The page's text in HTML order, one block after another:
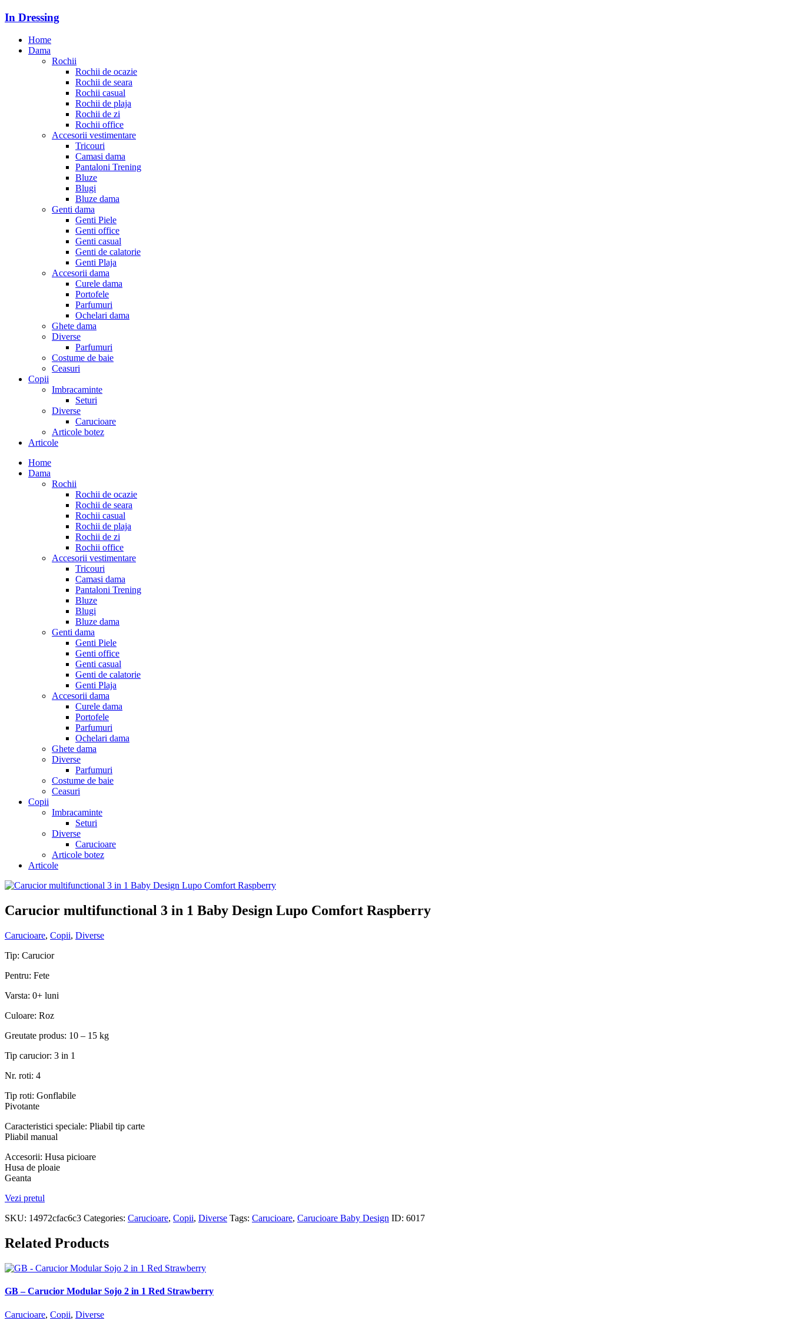
In Dressing
Home
Dama
Rochii
Rochii de ocazie
Rochii de seara
Rochii casual
Rochii de plaja
Rochii de zi
Rochii office
Accesorii vestimentare
Tricouri
Camasi dama
Pantaloni Trening
Bluze
Blugi
Bluze dama
Genti dama
Genti Piele
Genti office
Genti casual
Genti de calatorie
Genti Plaja
Accesorii dama
Curele dama
Portofele
Parfumuri
Ochelari dama
Ghete dama
Diverse
Parfumuri
Costume de baie
Ceasuri
Copii
Imbracaminte
Seturi
Diverse
Carucioare
Articole botez
Articole
Home
Dama
Rochii
Rochii de ocazie
Rochii de seara
Rochii casual
Rochii de plaja
Rochii de zi
Rochii office
Accesorii vestimentare
Tricouri
Camasi dama
Pantaloni Trening
Bluze
Blugi
Bluze dama
Genti dama
Genti Piele
Genti office
Genti casual
Genti de calatorie
Genti Plaja
Accesorii dama
Curele dama
Portofele
Parfumuri
Ochelari dama
Ghete dama
Diverse
Parfumuri
Costume de baie
Ceasuri
Copii
Imbracaminte
Seturi
Diverse
Carucioare
Articole botez
Articole
Carucior multifunctional 3 in 1 Baby Design Lupo Comfort Raspberry
Carucioare, Copii, Diverse
Tip: Carucior
Pentru: Fete
Varsta: 0+ luni
Culoare: Roz
Greutate produs: 10 – 15 kg
Tip carucior: 3 in 1
Nr. roti: 4
Tip roti: Gonflabile
Pivotante
Caracteristici speciale: Pliabil tip carte
Pliabil manual
Accesorii: Husa picioare
Husa de ploaie
Geanta
Vezi pretul
SKU: 14972cfac6c3 Categories: Carucioare, Copii, Diverse Tags: Carucioare, Carucioare Baby Design ID: 6017
Related Products
GB – Carucior Modular Sojo 2 in 1 Red Strawberry
Carucioare, Copii, Diverse